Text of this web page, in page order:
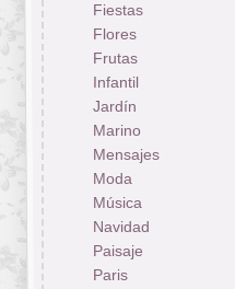
Fiestas
Flores
Frutas
Infantil
Jardín
Marino
Mensajes
Moda
Música
Navidad
Paisaje
Paris